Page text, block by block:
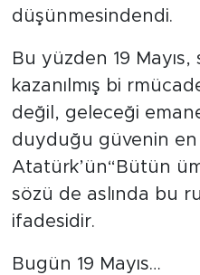
düşünmesindendi.
Bu yüzden 19
kazanılmış bi
değil, geleceği
duyduğu güvenin
Atatürk’ün“Bütün
sözü de aslında bu
ifadesidir.
Bugün 19 Mayıs…